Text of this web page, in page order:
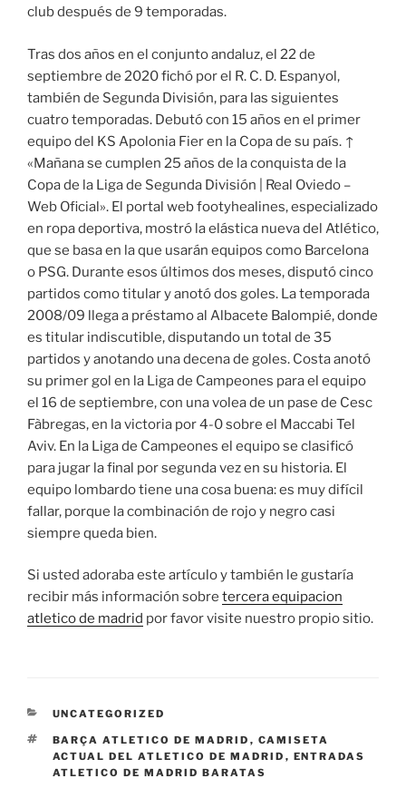
club después de 9 temporadas.
Tras dos años en el conjunto andaluz, el 22 de
septiembre de 2020 fichó por el R. C. D. Espanyol,
también de Segunda División, para las siguientes
cuatro temporadas. Debutó con 15 años en el primer
equipo del KS Apolonia Fier en la Copa de su país. ↑
«Mañana se cumplen 25 años de la conquista de la
Copa de la Liga de Segunda División | Real Oviedo –
Web Oficial». El portal web footyhealines, especializado
en ropa deportiva, mostró la elástica nueva del Atlético,
que se basa en la que usarán equipos como Barcelona
o PSG. Durante esos últimos dos meses, disputó cinco
partidos como titular y anotó dos goles. La temporada
2008/09 llega a préstamo al Albacete Balompié, donde
es titular indiscutible, disputando un total de 35
partidos y anotando una decena de goles. Costa anotó
su primer gol en la Liga de Campeones para el equipo
el 16 de septiembre, con una volea de un pase de Cesc
Fàbregas, en la victoria por 4-0 sobre el Maccabi Tel
Aviv. En la Liga de Campeones el equipo se clasificó
para jugar la final por segunda vez en su historia. El
equipo lombardo tiene una cosa buena: es muy difícil
fallar, porque la combinación de rojo y negro casi
siempre queda bien.
Si usted adoraba este artículo y también le gustaría
recibir más información sobre tercera equipacion
atletico de madrid por favor visite nuestro propio sitio.
CATEGORÍAS
UNCATEGORIZED
ETIQUETAS
BARÇA ATLETICO DE MADRID , CAMISETA
ACTUAL DEL ATLETICO DE MADRID , ENTRADAS
ATLETICO DE MADRID BARATAS